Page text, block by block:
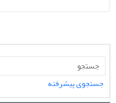
جستجوی پیشرفته